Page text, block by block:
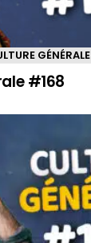
GÉNÉRALE
#168